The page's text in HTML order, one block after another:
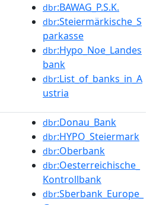
dbr:BAWAG_P.S.K.
dbr:Steiermärkische_S
parkasse
dbr:Hypo_Noe_Landes
bank
dbr:List_of_banks_in_A
ustria
dbr:Donau_Bank
dbr:HYPO_Steiermark
dbr:Oberbank
dbr:Oesterreichische_
Kontrollbank
dbr:Sberbank_Europe_